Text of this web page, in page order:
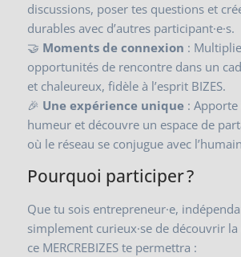
discussions, poser tes questions et
durables avec d’autres participant·e·s.
🤝 Moments de connexion :
opportunités de rencontre dans un
et chaleureux, fidèle à l’esprit BIZES.
🎉 Une expérience unique :
humeur et découvre un espace de
où le réseau se conjugue avec
Pourquoi participer ?
Que tu sois entrepreneur·e,
simplement curieux·se de découvrir
ce MERCREBIZES te permettra :